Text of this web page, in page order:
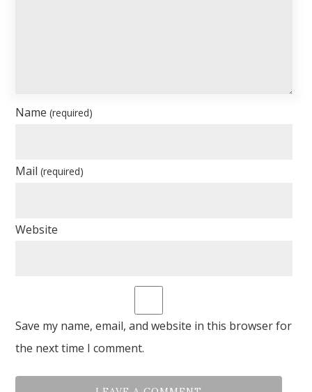
Name(required)
Mail(required)
Website
Save my name, email, and website in this browser for
the next time I comment.